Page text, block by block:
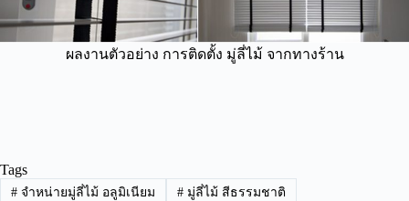
ผลงานตัวอย่าง การติดตั้ง มู่ลี่ไม้ จากทางร้าน
Tags
#จำหน่ายมู่ลี่ไม้ อลูมิเนียม #มู่ลี่ไม้ สีธรรมชาติ